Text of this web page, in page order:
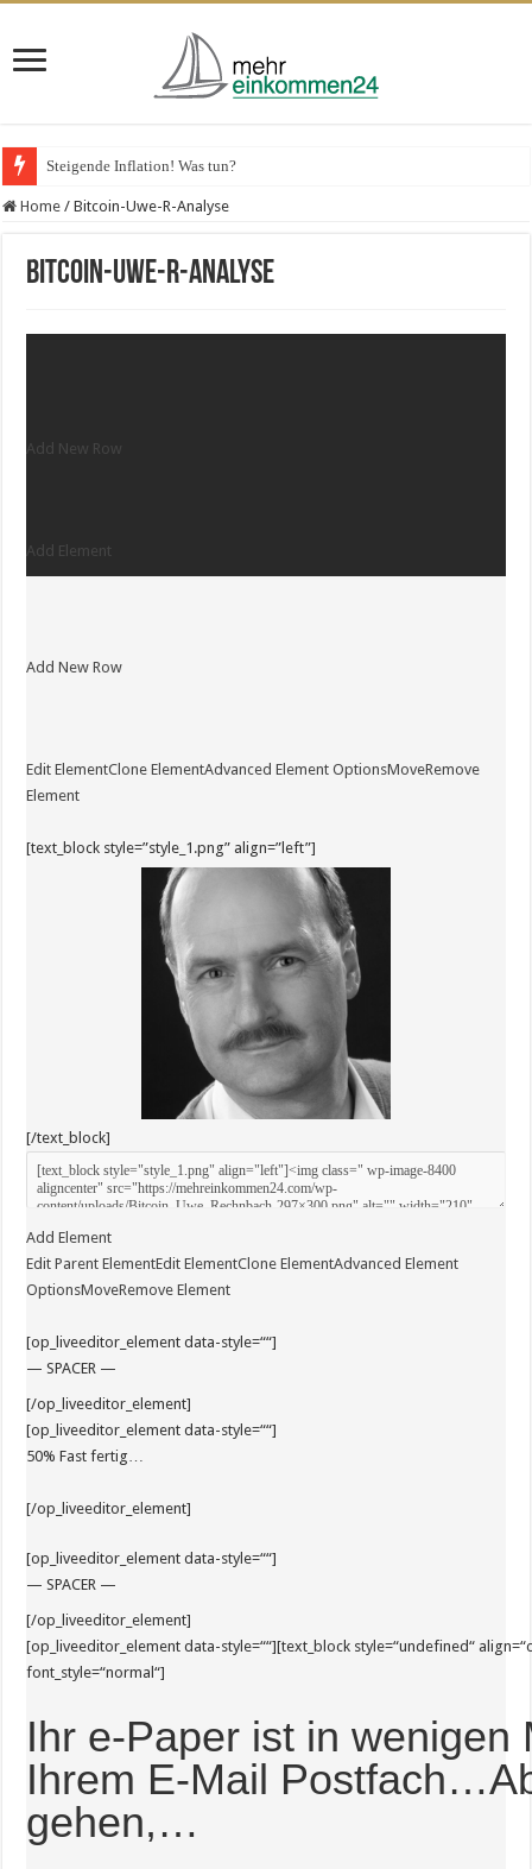
Steigende Inflation! Was tun?
VPS-Hosting für Unternehmen – das spricht dafür
Home / Bitcoin-Uwe-R-Analyse
Bitcoin-Uwe-R-Analyse
Add New Row
Add Element
Add New Row
Edit ElementClone ElementAdvanced Element OptionsMoveRemove
Element
[text_block style=”style_1.png” align=”left”]
[/text_block]
Add Element
Edit Parent ElementEdit ElementClone ElementAdvanced Element
OptionsMoveRemove Element
[op_liveeditor_element data-style=““]
— SPACER —
[/op_liveeditor_element]
[op_liveeditor_element data-style=““]
50% Fast fertig…
[/op_liveeditor_element]
[op_liveeditor_element data-style=““]
— SPACER —
[/op_liveeditor_element]
[op_liveeditor_element data-style=““][text_block style=“undefined“
font_style=“normal“]
Ihr e-Paper ist in wenigen
Ihrem E-Mail
gehen,…